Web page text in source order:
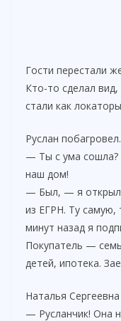
Гости перестали
Кто-то сделал
стали как
Руслан побагровел.
— Ты с ума сошла?
наш дом!
— Был, — я
из ЕГРН. Ту
минут назад я
Покупатель —
детей, ипотека.
Наталья
— Русланчик! Она